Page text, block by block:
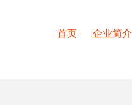
首页 企业简介